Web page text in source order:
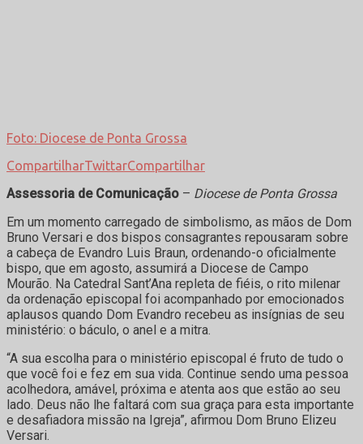
Foto: Diocese de Ponta Grossa
CompartilharTwittarCompartilhar
Assessoria de Comunicação – Diocese de Ponta Grossa
Em um momento carregado de simbolismo, as mãos de Dom
Bruno Versari e dos bispos consagrantes repousaram sobre
a cabeça de Evandro Luis Braun, ordenando-o oficialmente
bispo, que em agosto, assumirá a Diocese de Campo
Mourão. Na Catedral Sant’Ana repleta de fiéis, o rito milenar
da ordenação episcopal foi acompanhado por emocionados
aplausos quando Dom Evandro recebeu as insígnias de seu
ministério: o báculo, o anel e a mitra.
“A sua escolha para o ministério episcopal é fruto de tudo o
que você foi e fez em sua vida. Continue sendo uma pessoa
acolhedora, amável, próxima e atenta aos que estão ao seu
lado. Deus não lhe faltará com sua graça para esta importante
e desafiadora missão na Igreja”, afirmou Dom Bruno Elizeu
Versari.